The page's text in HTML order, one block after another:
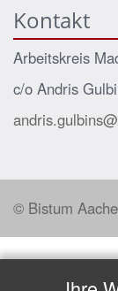
Kontakt
Arbeitskreis
c/o Andris
© Bistum